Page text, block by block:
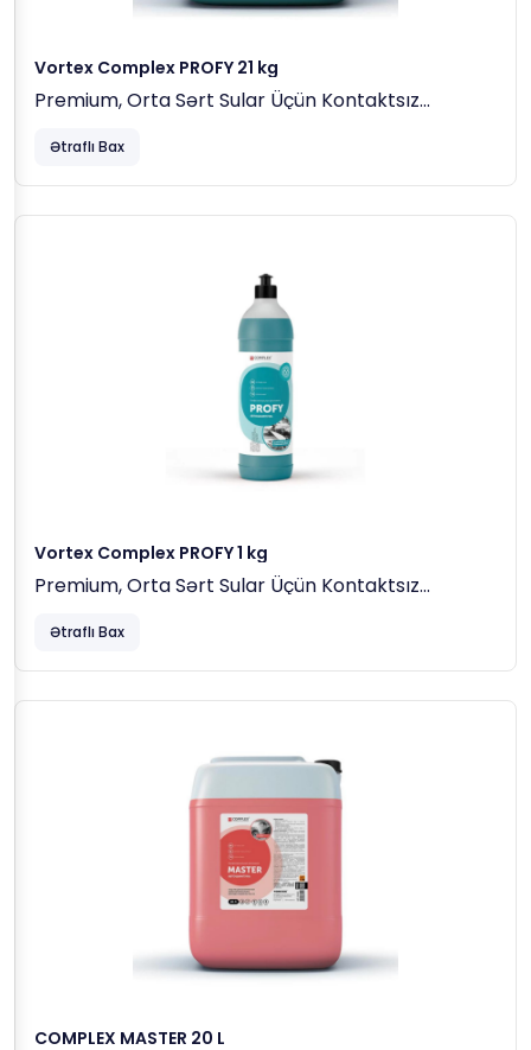
Vortex Complex PROFY 21 kg
Premium, Orta Sərt Sular Üçün Kontaktsız
Ətraflı Bax
Vortex Complex PROFY 1 kg
Premium, Orta Sərt Sular Üçün Kontaktsız
Ətraflı Bax
COMPLEX MASTER 20 L